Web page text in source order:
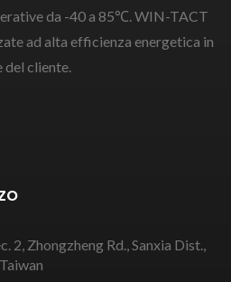
da -40 a 85℃. WIN-TACT
ad alta efficienza energetica in
del cliente.
2, Zhongzheng Rd., Sanxia Dist.,